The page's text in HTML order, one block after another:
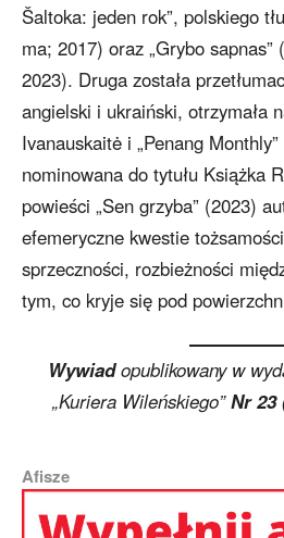
Šaltoka: jeden rok”, polskiego
ma; 2017) oraz „Grybo sapnas”
2023). Druga została
angielski i ukraiński, otrzymała
Ivanauskaitė i „Penang
nominowana do tytułu Książka
powieści „Sen grzyba” (2023)
efemeryczne kwestie
sprzeczności, rozbieżności
tym, co kryje się pod
Wywiadopublikowany w
„Kuriera Wileńskiego”Nr 23
Afisze